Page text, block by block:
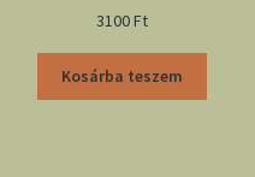
3100Ft
Kosárba teszem